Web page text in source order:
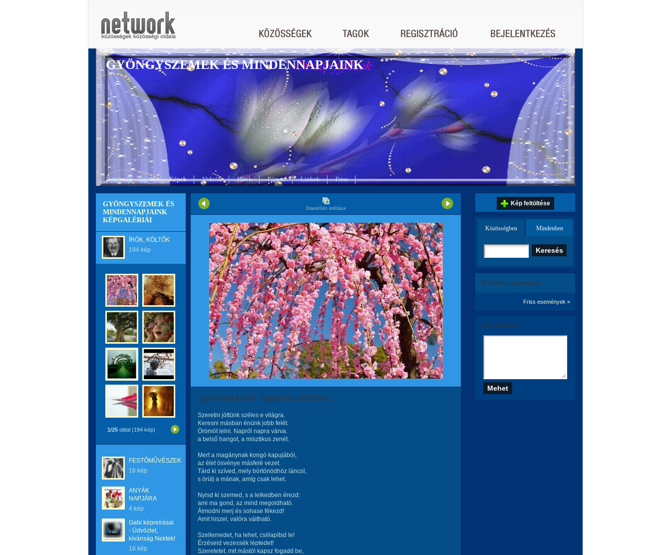
GYÖNGYSZEMEK ÉS MINDENNAPJAINK
Nyitó Tagok Képek Videók Hírek Fórum Linkek Friss
GYÖNGYSZEMEK ÉS
MINDENNAPJAINK
KÉPGALÉRIÁI
ÍRÓK, KÖLTŐK
194 kép
1/25 oldal (194 kép)
FESTŐMŰVÉSZEK
16 kép
ANYÁK
NAPJÁRA
4 kép
Gabi képreírásai
- Üdvözlet,
kívánság Nektek!
16 kép
Diavetítés indítása
ARANYOSI ERVIN: SZERETNI JÖTTÜNK....
Szeretni jöttünk széles e világra.
Keresni másban énünk jobb felét.
Örömöt lelni. Napról napra várva.
a belső hangot, a misztikus zenét.
Mert a magánynak kongó kapujából,
az élet ösvénye másfelé vezet.
Tárd ki szíved, mely börtönödhöz láncol,
s örülj a mának, amíg csak lehet.
Nyisd ki szemed, s a lelkedben érezd:
ami ma gond, az mind megoldható.
Álmodni merj és sohase fékezd!
Amit hiszel, valóra váltható.
Szellemedet, ha lehet, csillapítsd le!
Érzéseid vezessék léptedet!
Szeretetet, mit mástól kapsz fogadd be,
Kép feltöltése
Közösségben Mindenben
Ez történt a közösségben:
Friss események »
Szólj hozzá te is!